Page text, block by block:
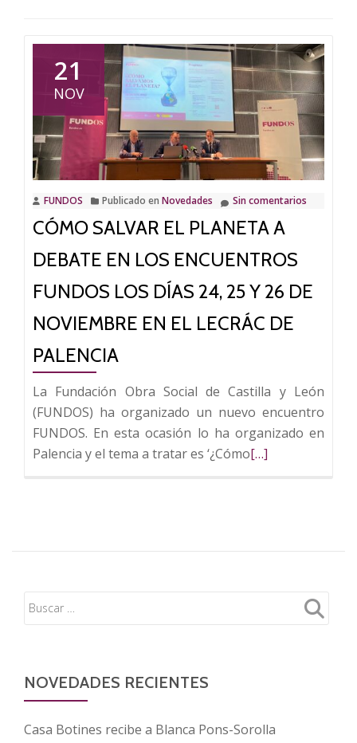
21
NOV
FUNDOS Publicado en Novedades Sin comentarios
CÓMO SALVAR EL PLANETA A
DEBATE EN LOS ENCUENTROS
FUNDOS LOS DÍAS 24, 25 Y 26 DE
NOVIEMBRE EN EL LECRÁC DE
PALENCIA
La Fundación Obra Social de Castilla y León
(FUNDOS) ha organizado un nuevo encuentro
FUNDOS. En esta ocasión lo ha organizado en
Palencia y el tema a tratar es ‘¿CómoLeer
el
a
los
[…]
NOVEDADES RECIENTES
Casa Botines recibe a Blanca Pons-Sorolla